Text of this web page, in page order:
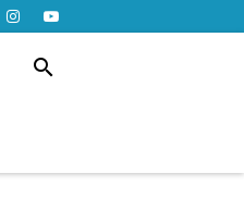
search